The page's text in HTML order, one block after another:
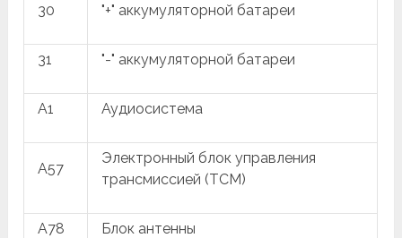
30 "+" аккумуляторной батареи
31 "-" аккумуляторной батареи
A1 Аудиосистема
A57
Электронный блок управления
трансмиссией (TCM)
A78 Блок антенны